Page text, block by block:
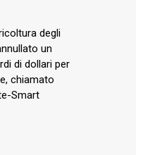
degli
un
di dollari per
chiamato
Smart